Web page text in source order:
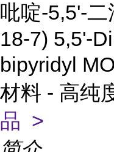
吡啶-5,5'-
18-7) 5,5'-
bipyridyl
材料 - 高纯
品 >